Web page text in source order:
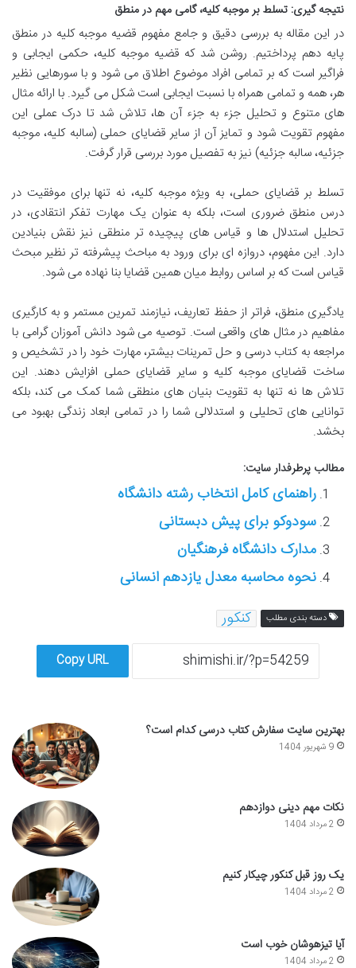
نتیجه گیری: تسلط بر موجبه کلیه، گامی مهم در منطق
در این مقاله به بررسی دقیق و جامع مفهوم قضیه موجبه کلیه در منطق
پایه دهم پرداختیم. روشن شد که قضیه موجبه کلیه، حکمی ایجابی و
فراگیر است که بر تمامی افراد موضوع اطلاق می شود و با سورهایی نظیر
هر، همه و تمامی همراه با نسبت ایجابی است شکل می گیرد. با ارائه مثال
های متنوع و تحلیل جزء به جزء آن ها، تلاش شد تا درک عملی این
مفهوم تقویت شود و تمایز آن از سایر قضایای حملی (سالبه کلیه، موجبه
جزئیه، سالبه جزئیه) نیز به تفصیل مورد بررسی قرار گرفت.
تسلط بر قضایای حملی، به ویژه موجبه کلیه، نه تنها برای موفقیت در
درس منطق ضروری است، بلکه به عنوان یک مهارت تفکر انتقادی، در
تحلیل استدلال ها و قیاس های پیچیده تر منطقی نیز نقش بنیادین
دارد. این مفهوم، دروازه ای برای ورود به مباحث پیشرفته تر نظیر مبحث
قیاس است که بر اساس روابط میان همین قضایا بنا نهاده می شود.
یادگیری منطق، فراتر از حفظ تعاریف، نیازمند تمرین مستمر و به کارگیری
مفاهیم در مثال های واقعی است. توصیه می شود دانش آموزان گرامی با
مراجعه به کتاب درسی و حل تمرینات بیشتر، مهارت خود را در تشخیص و
ساخت قضایای موجبه کلیه و سایر قضایای حملی افزایش دهند. این
تلاش ها نه تنها به تقویت بنیان های منطقی شما کمک می کند، بلکه
توانایی های تحلیلی و استدلالی شما را در تمامی ابعاد زندگی بهبود می
بخشد.
مطالب پرطرفدار سایت:
راهنمای کامل انتخاب رشته دانشگاه
سودوکو برای پیش دبستانی
مدارک دانشگاه فرهنگیان
نحوه محاسبه معدل یازدهم انسانی
دسته بندی مطلب کنکور
Copy URL
بهترین سایت سفارش کتاب درسی کدام است؟
9 شهریور 1404
نکات مهم دینی دوازدهم
2 مرداد 1404
یک روز قبل کنکور چیکار کنیم
2 مرداد 1404
آیا تیزهوشان خوب است
2 مرداد 1404